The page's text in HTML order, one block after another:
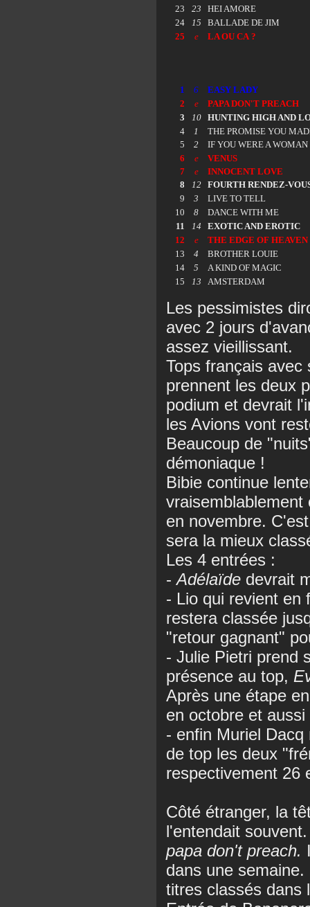
23 23
HEI AMORE
24
15
BALLADE DE JIM
25
e LA OU CA ?
1 6
EASY LADY
2
e
PAPA DON'T PREACH
3
10
HUNTING HIGH AND
4
1
THE PROMISE YOU
5
2
IF YOU WERE A WOMAN
6
e
VENUS
7
e
INNOCENT LOVE
8
12
FOURTH RENDEZ-
9
3
LIVE TO TELL
10
8
DANCE WITH ME
11
14
EXOTIC AND EROTIC
12
e
THE EDGE OF HEAVEN
13
4
BROTHER LOUIE
14
5
A KIND OF MAGIC
15
13 AMSTERDAM
Les pessimistes
avec 2 jours
assez vieillissant.
Tops français
prennent les deux
podium et devrait
les Avions vont
Beaucoup de
démoniaque !
Bibie continue
vraisemblablement
en novembre.
sera la mieux
Les 4 entrées :
-Adélaïde devrait
- Lio qui revient en
restera classée
"retour gagnant"
- Julie Pietri prend
présence au top,
Après une étape
en octobre et
- enfin Muriel
de top les deux
respectivement 26
Côté étranger, la
l'entendait
papa don't preach.
dans une
titres classés dans